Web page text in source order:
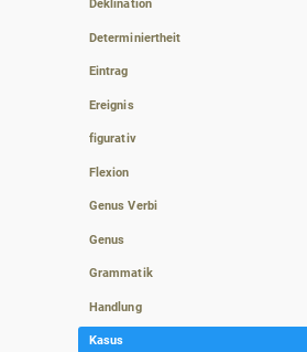
Deklination
Determiniertheit
Eintrag
Ereignis
figurativ
Flexion
Genus Verbi
Genus
Grammatik
Handlung
Kasus